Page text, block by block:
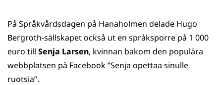
På Språkvårdsdagen på Hanaholmen delade Hugo
Bergroth-sällskapet också ut en språksporre på 1 000
euro till Senja Larsen, kvinnan bakom den populära
webbplatsen på Facebook ”Senja opettaa sinulle
ruotsia”.